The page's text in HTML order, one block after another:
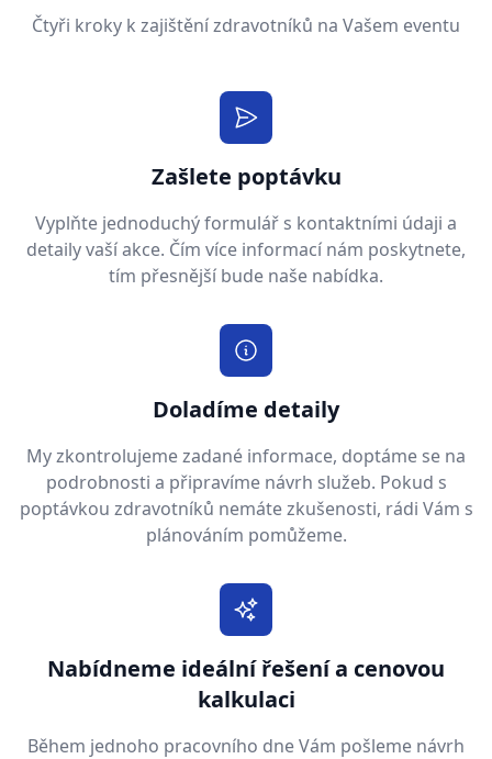
Čtyři kroky k zajištění zdravotníků na Vašem eventu
Zašlete poptávku
Vyplňte jednoduchý formulář s kontaktními údaji a
detaily vaší akce. Čím více informací nám poskytnete,
tím přesnější bude naše nabídka.
Doladíme detaily
My zkontrolujeme zadané informace, doptáme se na
podrobnosti a připravíme návrh služeb. Pokud s
poptávkou zdravotníků nemáte zkušenosti, rádi Vám s
plánováním pomůžeme.
Nabídneme ideální řešení a cenovou
kalkulaci
Během jednoho pracovního dne Vám pošleme návrh